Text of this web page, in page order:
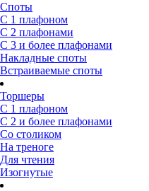
Споты
С 1 плафоном
С 2 плафонами
С 3 и более плафонами
Накладные споты
Встраиваемые споты
Торшеры
С 1 плафоном
С 2 и более плафонами
Со столиком
На треноге
Для чтения
Изогнутые